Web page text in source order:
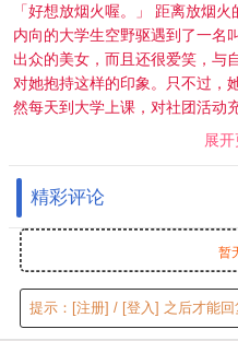
「好想放烟火喔。」 距离放烟
内向的大学生空野驱遇到了一名
出众的美女，而且还很爱笑，与
对她抱持这样的印象。只不过，
然每天到大学上课，对社团活动
不一样，没有放弃任何事物。
在身边的妳而奔驰──
展
精彩评论
暂
提示： [注册] / [登入] 之后才能回